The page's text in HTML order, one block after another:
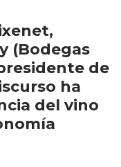
(Bodegas
de
ha
del vino